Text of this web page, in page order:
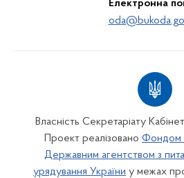
Електронна
Власність Секретаріату
Проект реалізовано Фондом
Державним агентством з
урядування України у межах